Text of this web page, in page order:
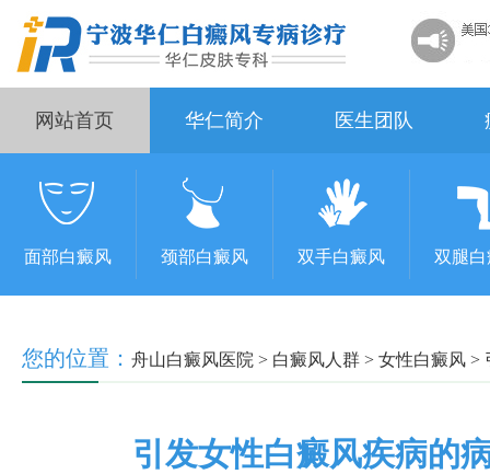
网站首页 华仁简介 医生团队
面部白癜风 颈部白癜风 双手白癜风 双腿
您的位置： 舟山白癜风医院 > 白癜风人群 > 女性白癜风 >
引发女性白癜风疾病的